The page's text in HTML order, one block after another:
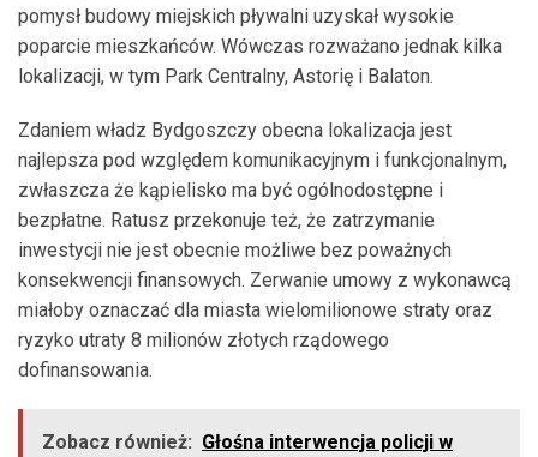
pomysł budowy miejskich pływalni uzyskał wysokie
poparcie mieszkańców. Wówczas rozważano jednak kilka
lokalizacji, w tym Park Centralny, Astorię i Balaton.
Zdaniem władz Bydgoszczy obecna lokalizacja jest
najlepsza pod względem komunikacyjnym i funkcjonalnym,
zwłaszcza że kąpielisko ma być ogólnodostępne i
bezpłatne. Ratusz przekonuje też, że zatrzymanie
inwestycji nie jest obecnie możliwe bez poważnych
konsekwencji finansowych. Zerwanie umowy z wykonawcą
miałoby oznaczać dla miasta wielomilionowe straty oraz
ryzyko utraty 8 milionów złotych rządowego
dofinansowania.
Zobacz również: Głośna interwencja policji w